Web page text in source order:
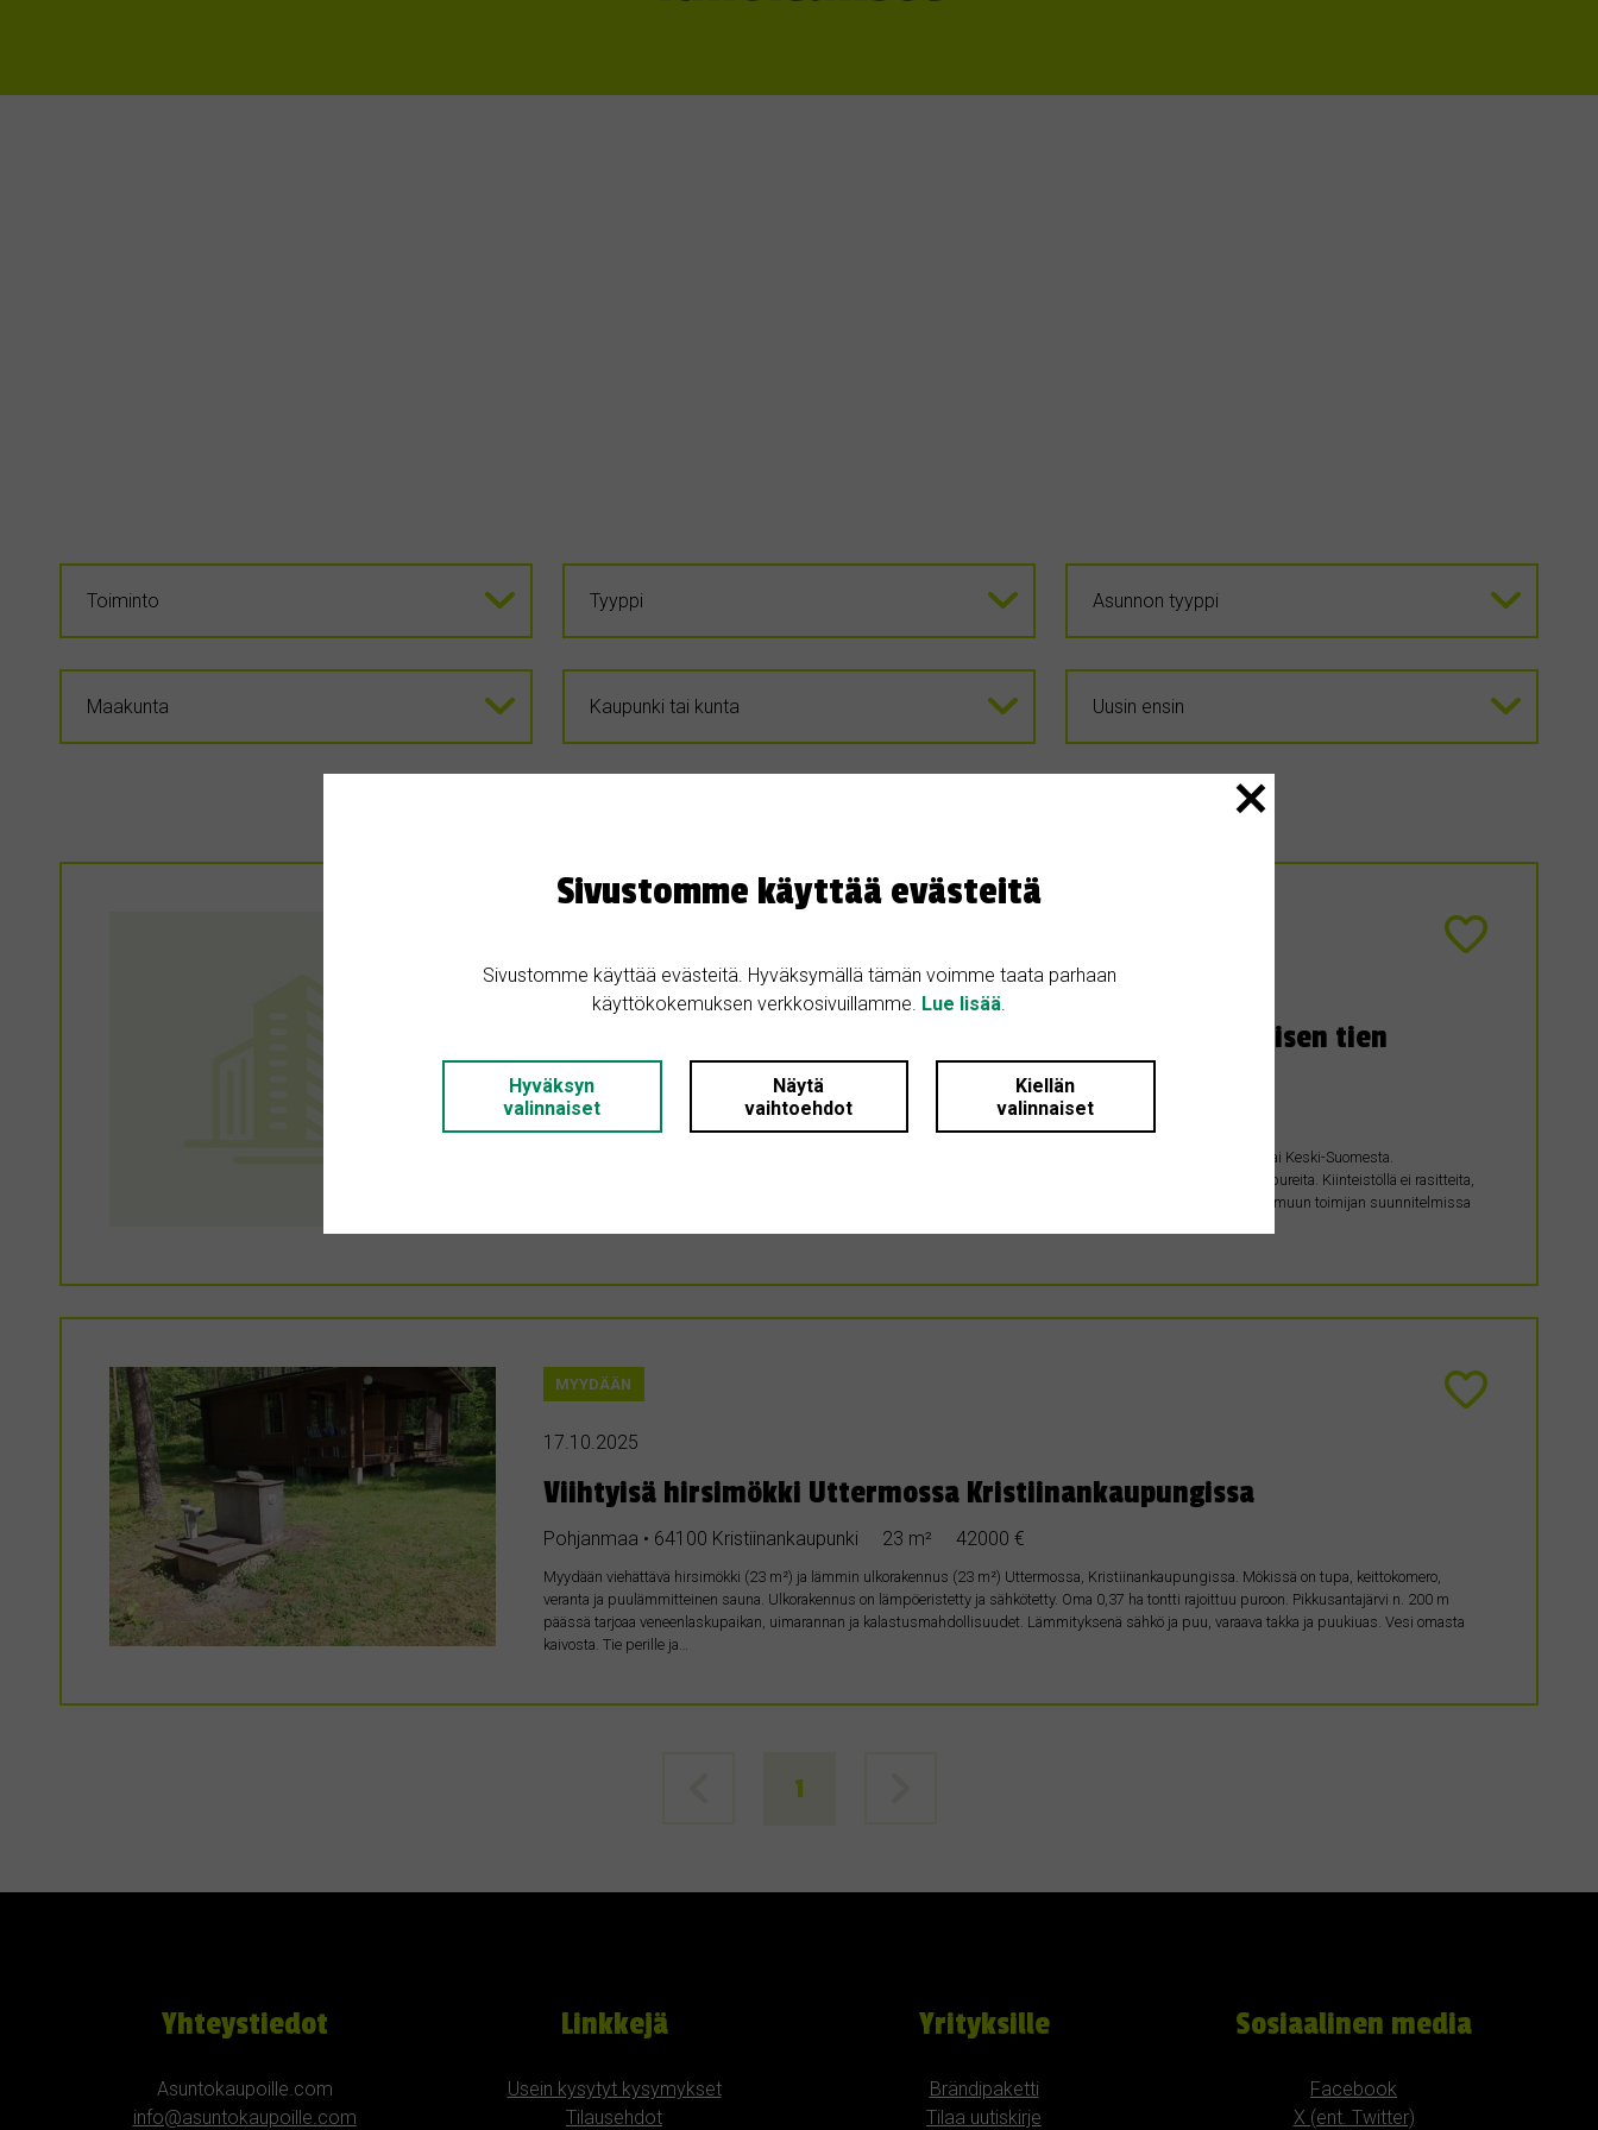
25.7.2026
Ostetaan metsäkiinteistö Länsi- tai Keski-Suomesta julkisen tien
varrelta
Etelä-Pohjanmaa • 00000 Kristiinankaupunki 1 €
Ostetaan metsäpalsta (5-20 ha) julkisen tien varrelta (ei yksityistien varrelta) pientalon rakentamista varten Länsi-tai Keski-Suomesta.
Maksimissaan noin 20-25 minuutin ajomatkan päästä peruspalveluista, kuten kaupat ja terveyskeskus. Ei lähinaapureita. Kiinteistöllä ei rasitteita,
kuten tieoikeuksia tai vastaavia kiinteistön maa-alueen käyttöoikeuksia. Lisäksi ei lähialueella eikä kunnan tai jonkin muun toimijan suunnitelmissa
MYYDÄÄN
17.10.2025
Viihtyisä hirsimökki Uttermossa Kristiinankaupungissa
Pohjanmaa • 64100 Kristiinankaupunki 23 m² 42000 €
Myydään viehättävä hirsimökki (23 m²) ja lämmin ulkorakennus (23 m²) Uttermossa, Kristiinankaupungissa. Mökissä on tupa, keittokomero,
veranta ja puulämmitteinen sauna. Ulkorakennus on lämpöeristetty ja sähkötetty. Oma 0,37 ha tontti rajoittuu puroon. Pikkusantajärvi n. 200 m
päässä tarjoaa veneenlaskupaikan, uimarannan ja kalastusmahdollisuudet. Lämmityksenä sähkö ja puu, varaava takka ja puukiuas. Vesi omasta
kaivosta. Tie perille ja…
1
Yhteystiedot
Asuntokaupoille.com
info@asuntokaupoille.com
Linkkejä
Usein kysytyt kysymykset
Tilausehdot
Yrityksille
Brändipaketti
Tilaa uutiskirje
Sosiaalinen media
Facebook
X (ent. Twitter)
Sivustomme käyttää evästeitä
Sivustomme käyttää evästeitä. Hyväksymällä tämän voimme taata parhaan
käyttökokemuksen verkkosivuillamme. Lue lisää.
Hyväksyn
valinnaiset
Näytä
vaihtoehdot
Kiellän
valinnaiset